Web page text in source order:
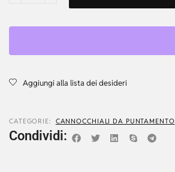
Aggiungi alla lista dei desideri
CATEGORIE: CANNOCCHIALI DA PUNTAMENTO
Condividi: